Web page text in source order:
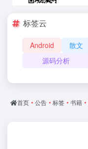
标签云
Android 散文
源码分析
首页 • 公告 • 标签 • 书籍 •